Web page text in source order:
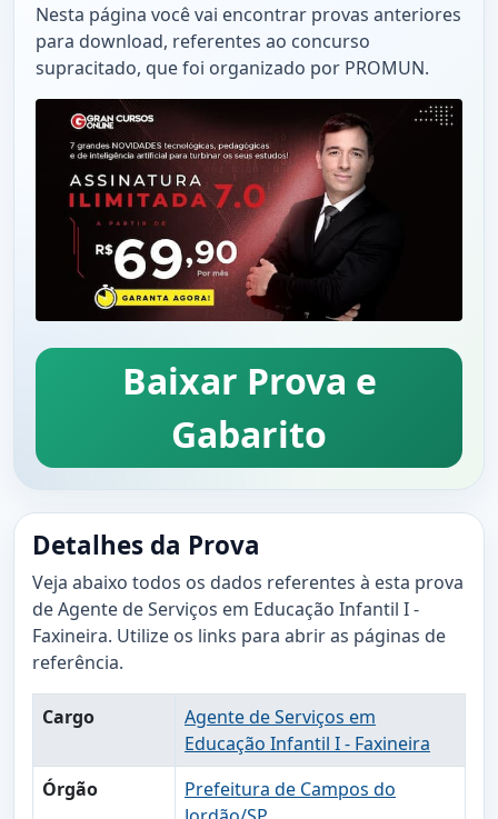
Nesta página você vai encontrar provas anteriores
para download, referentes ao concurso
supracitado, que foi organizado por PROMUN.
Baixar Prova e
Gabarito
Detalhes da Prova
Veja abaixo todos os dados referentes à esta prova
de Agente de Serviços em Educação Infantil I -
Faxineira. Utilize os links para abrir as páginas de
referência.
Cargo
Agente de Serviços em
Educação Infantil I - Faxineira
Órgão
Prefeitura de Campos do